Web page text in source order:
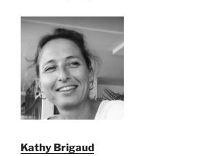
Kathy Brigaud